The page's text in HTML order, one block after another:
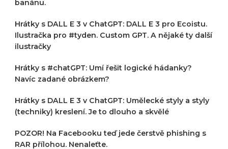
banánu.
Hrátky s DALL E 3 v ChatGPT: DALL E 3 pro Ecoistu.
Ilustračka pro #tyden. Custom GPT. A nějaké ty další
ilustračky
Hrátky s #chatGPT: Umí řešit logické hádanky?
Navíc zadané obrázkem?
Hrátky s DALL E 3 v ChatGPT: Umělecké styly a styly
(techniky) kreslení. Je to dlouho a skvělé
POZOR! Na Facebooku teď jede čerstvě phishing s
RAR přílohou. Nenaleťte.